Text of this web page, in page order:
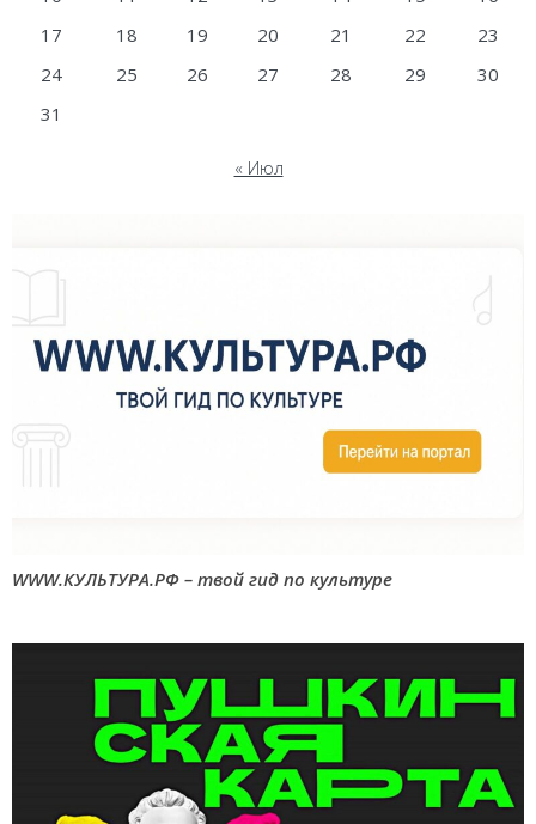
17
18 19 20 21 22
23
24
25 26 27 28 29
30
31
« Июл
WWW.КУЛЬТУРА.РФ – твой гид по культуре